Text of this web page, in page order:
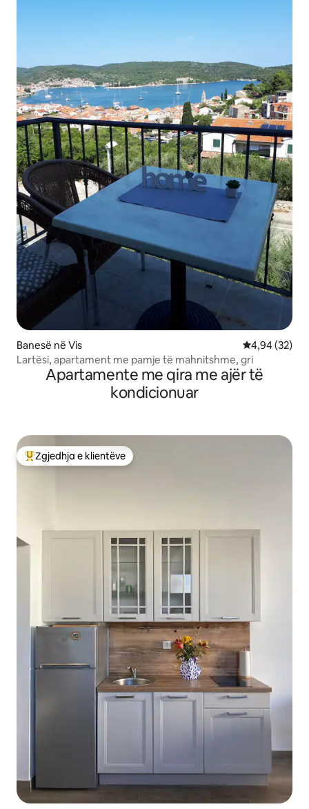
Banesë në Vis Vlerësimi
4,94 (32)
Lartësi, apartament me pamje të mahnitshme, gri
Apartamente me qira me ajër të
kondicionuar
Më të mirat e zgjedhjeve të klientëve
Zgjedhja e klientëve